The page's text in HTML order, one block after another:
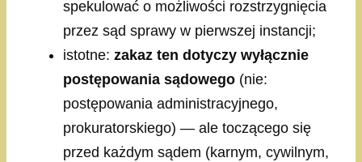
spekulować o możliwości rozstrzygnięcia
przez sąd sprawy w pierwszej instancji;
istotne: zakaz ten dotyczy wyłącznie
postępowania sądowego (nie:
postępowania administracyjnego,
prokuratorskiego) — ale toczącego się
przed każdym sądem (karnym, cywilnym,